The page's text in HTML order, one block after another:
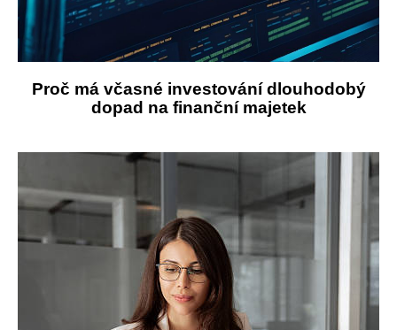
Proč má včasné investování dlouhodobý
dopad na finanční majetek